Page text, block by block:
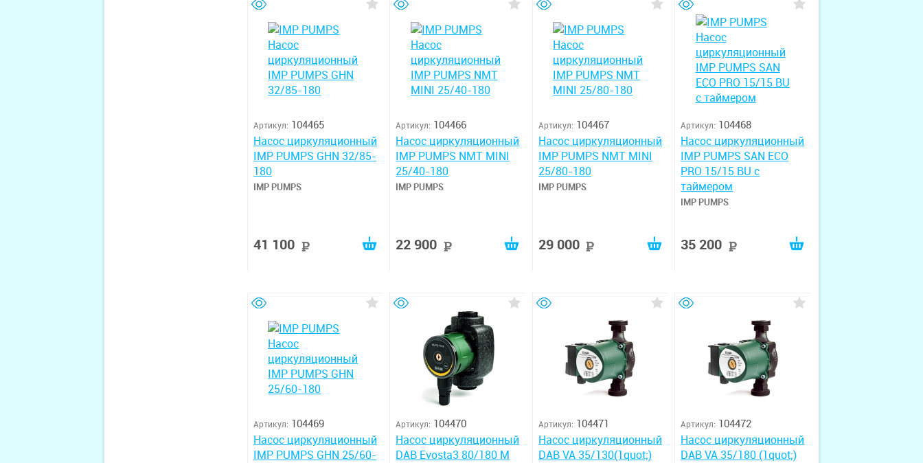
Артикул: 104465
Насос циркуляционный
IMP PUMPS GHN 32/85-
180
IMP PUMPS
41 100
Артикул: 104466
Насос циркуляционный
IMP PUMPS NMT MINI
25/40-180
IMP PUMPS
22 900
Артикул: 104467
Насос циркуляционный
IMP PUMPS NMT MINI
25/80-180
IMP PUMPS
29 000
Артикул: 104468
Насос циркуляционный
IMP PUMPS SAN ECO
PRO 15/15 BU с
таймером
IMP PUMPS
35 200
Артикул: 104469
Насос циркуляционный
IMP PUMPS GHN 25/60-
Артикул: 104470
Насос циркуляционный
DAB Evosta3 80/180 M
Артикул: 104471
Насос циркуляционный
DAB VA 35/130(1quot;)
Артикул: 104472
Насос циркуляционный
DAB VA 35/180 (1quot;)